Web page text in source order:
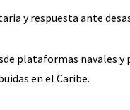
y respuesta ante
plataformas navales y
en el Caribe.